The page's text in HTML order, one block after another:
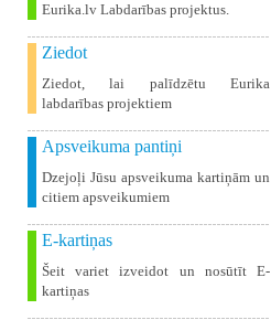
Eurika.lv Labdarības projektus.
Ziedot
Ziedot, lai palīdzētu Eurika
labdarības projektiem
Apsveikuma pantiņi
Dzejoļi Jūsu apsveikuma kartiņām un
citiem apsveikumiem
E-kartiņas
Šeit variet izveidot un nosūtīt E-
kartiņas